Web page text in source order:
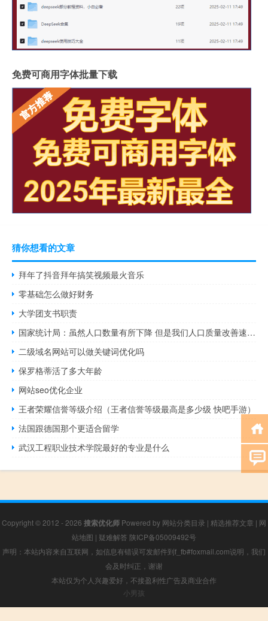
免费可商用字体批量下载
猜你想看的文章
拜年了抖音拜年搞笑视频最火音乐
零基础怎么做好财务
大学团支书职责
国家统计局：虽然人口数量有所下降 但是我们人口质量改善速度更快
二级域名网站可以做关键词优化吗
保罗格蒂活了多大年龄
网站seo优化企业
王者荣耀信誉等级介绍（王者信誉等级最高是多少级 快吧手游）
法国跟德国那个更适合留学
武汉工程职业技术学院最好的专业是什么
Copyright © 2012 - 2026 搜索优化师 Powered by 网站分类目录 | 精选推荐文章 | 网
站地图 | 疑难解答 陕ICP备05009492号
声明：本站内容来自互联网，如信息有错误可发邮件到f_fb#foxmail.com说明，我们
会及时纠正，谢谢
本站仅为个人兴趣爱好，不接盈利性广告及商业合作
小男孩